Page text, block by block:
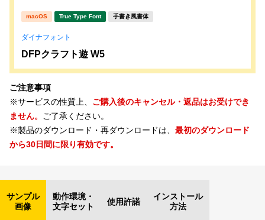
macOS True Type Font 手書き風書体
ダイナフォント
DFPクラフト遊 W5
ご注意事項
※サービスの性質上、 ご購入後のキャンセル・返品はお受けでき
ません。 ご了承ください。
※製品のダウンロード・再ダウンロードは、 最初のダウンロード
から30日間に限り有効です。
サンプル
画像
動作環境・
文字セット
使用許諾
インストール
方法